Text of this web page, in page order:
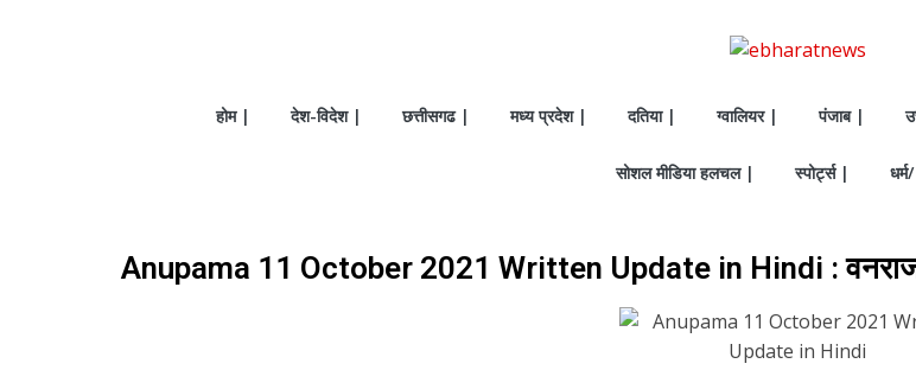
होम | देश-विदेश | छत्तीसगढ | मध्य प्रदेश | दतिया | ग्वालियर | पंजाब |
सोशल मीडिया हलचल | स्पोर्ट्स |
Anupama 11 October 2021 Written Update in Hindi : वनराज